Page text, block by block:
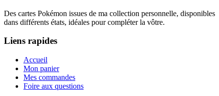
Des cartes Pokémon issues de ma collection personnelle, disponibles
dans différents états, idéales pour compléter la vôtre.
Liens rapides
Accueil
Mon panier
Mes commandes
Foire aux questions